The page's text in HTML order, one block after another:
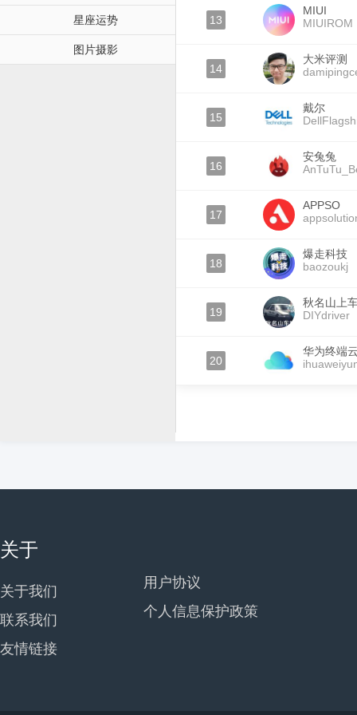
星座运势
图片摄影
13
MIUI
MIUIROM
14
大米评测
15
戴尔
16
安兔兔
17
APPSO
18
爆走科技
baozoukj
19
秋名山上
DIYdriver
20
华为终端
关于
关于我们
联系我们
友情链接
用户协议
个人信息保护政策